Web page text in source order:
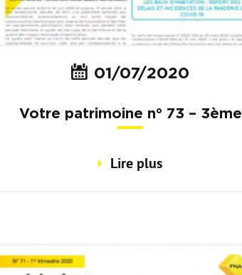
01/07/2020
Votre patrimoine n° 73 – 3ème
Lire plus